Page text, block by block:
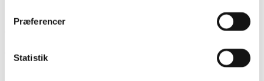
Præferencer
Statistik
DigitalOcean→
Curanet →
Dansk hosting og domænehåndtering